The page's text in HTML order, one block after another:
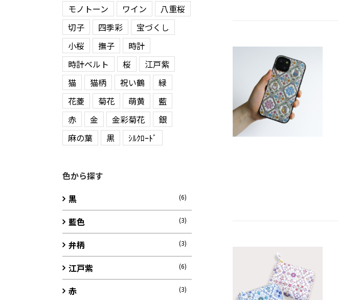
モノトーン
ワイン
八重桜
切子
四季彩
宝づくし
小桜
撫子
時計
時計ベルト
桜
江戸紫
猫
猫柄 祝い鶴
緑
花菱
菊花 萌黄
藍
赤
金 金彩菊花
銀
麻の葉
黒 ｼﾙｸﾛｰﾄﾞ
色から探す
黒
(6)
藍色 (3)
弁柄 (3)
江戸紫 (6)
赤 (3)